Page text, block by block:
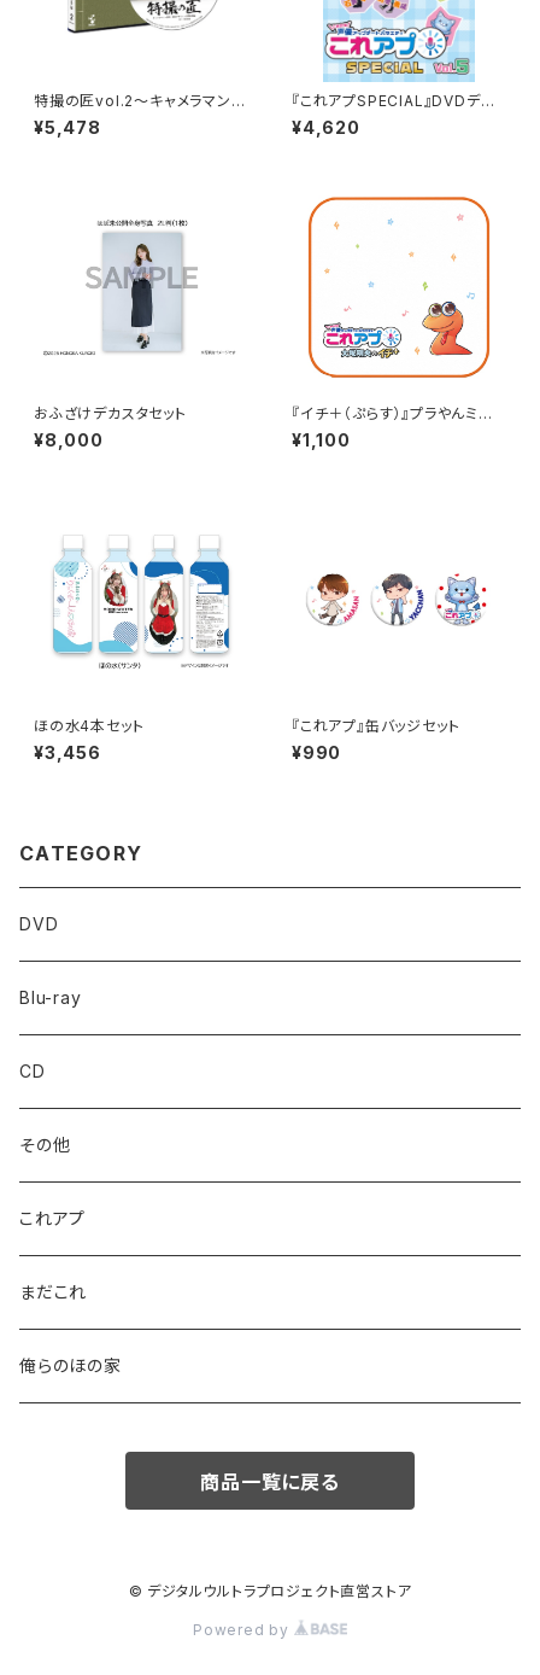
特撮の匠vol.2～キャメラマン・
照明・美術デザイン・音響効果
編～
¥5,478
『これアプSPECIAL』DVDデレ
クターズカット vol.5
¥4,620
おふざけデカスタセット
¥8,000
『イチ＋（ぷらす）』プラやんミニタ
オル
¥1,100
ほの水4本セット
¥3,456
『これアプ』缶バッジセット
¥990
CATEGORY
DVD
Blu-ray
CD
その他
これアプ
まだこれ
俺らのほの家
商品一覧に戻る
© デジタルウルトラプロジェクト直営ストア
Powered by